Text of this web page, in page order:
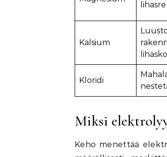
Kalsium
Kloridi
Miksi
Keho menettää